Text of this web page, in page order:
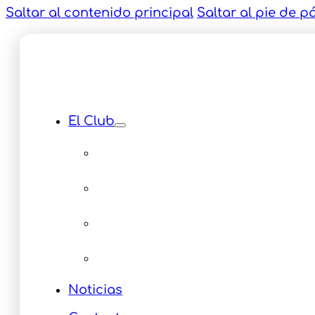
Saltar al contenido principal Saltar al pie de
El Club
Noticias